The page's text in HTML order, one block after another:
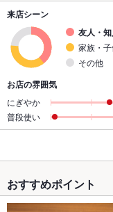
来店シーン
友人・知
家族・子
その他
お店の雰囲気
にぎやか
普段使い
おすすめポイント